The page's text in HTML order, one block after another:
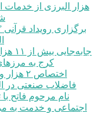
برگزاری رویداد
کرج به
فاضلاب صنعتی در
نام مرحوم فاتح
اجتماعی و خدمت به